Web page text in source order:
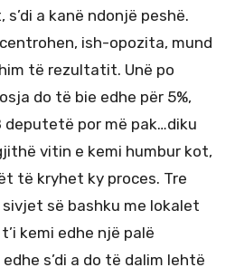
a kanë ndonjë peshë.
ish-opozita, mund
të rezultatit. Unë po
do të bie edhe për 5%,
deputetë por më pak…diku
vitin e kemi humbur kot,
të kryhet ky proces. Tre
së bashku me lokalet
kemi edhe një palë
s’di a do të dalim lehtë